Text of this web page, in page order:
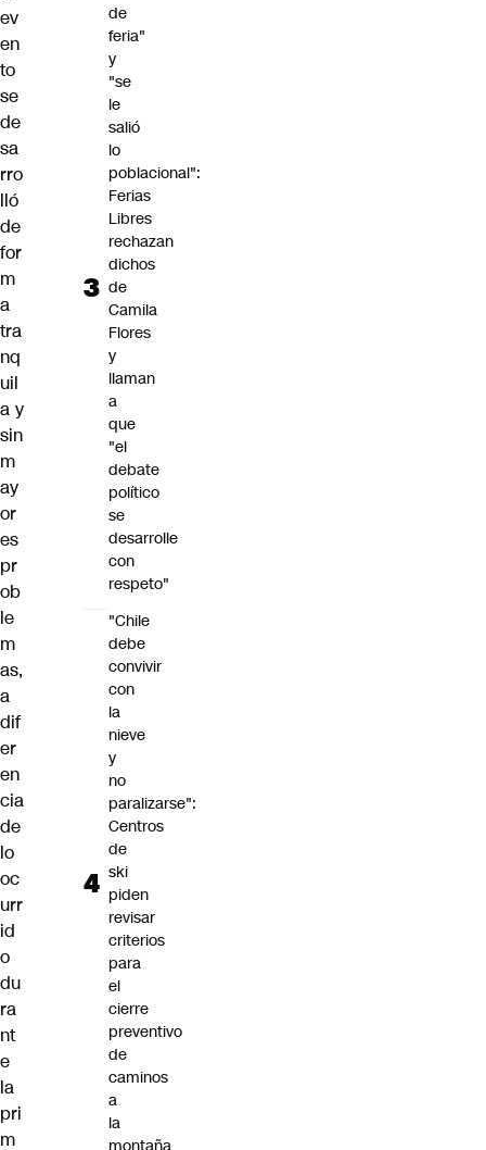
ev
en
to
se
de
sa
rro
lló
de
for
m
a
tra
nq
uil
a y
sin
m
ay
or
es
pr
ob
le
m
as,
a
dif
er
en
cia
de
lo
oc
urr
id
o
du
ra
nt
e
la
pri
m
de
feria"
y
"se
le
salió
lo
poblacional":
Ferias
Libres
rechazan
dichos
de
Camila
Flores
y
llaman
a
que
"el
debate
político
se
desarrolle
con
respeto"
"Chile
debe
convivir
con
la
nieve
y
no
paralizarse":
Centros
de
ski
piden
revisar
criterios
para
el
cierre
preventivo
de
caminos
a
la
montaña